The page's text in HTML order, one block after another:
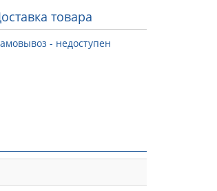
товара
- недоступен